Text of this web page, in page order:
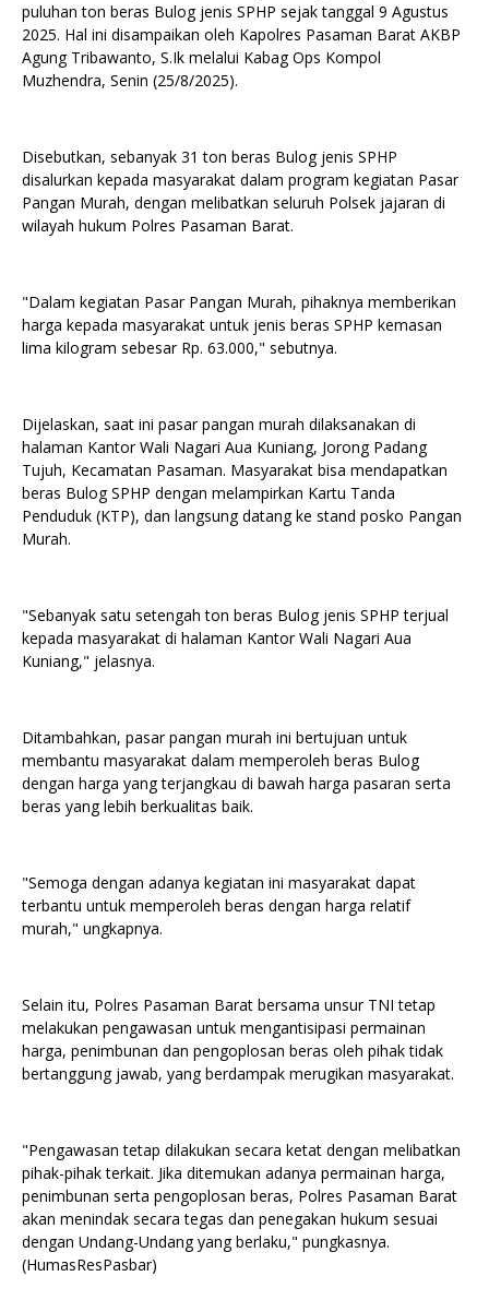
puluhan ton beras Bulog jenis SPHP sejak tanggal 9 Agustus
2025. Hal ini disampaikan oleh Kapolres Pasaman Barat AKBP
Agung Tribawanto, S.Ik melalui Kabag Ops Kompol
Muzhendra, Senin (25/8/2025).
Disebutkan, sebanyak 31 ton beras Bulog jenis SPHP
disalurkan kepada masyarakat dalam program kegiatan Pasar
Pangan Murah, dengan melibatkan seluruh Polsek jajaran di
wilayah hukum Polres Pasaman Barat.
"Dalam kegiatan Pasar Pangan Murah, pihaknya memberikan
harga kepada masyarakat untuk jenis beras SPHP kemasan
lima kilogram sebesar Rp. 63.000," sebutnya.
Dijelaskan, saat ini pasar pangan murah dilaksanakan di
halaman Kantor Wali Nagari Aua Kuniang, Jorong Padang
Tujuh, Kecamatan Pasaman. Masyarakat bisa mendapatkan
beras Bulog SPHP dengan melampirkan Kartu Tanda
Penduduk (KTP), dan langsung datang ke stand posko Pangan
Murah.
"Sebanyak satu setengah ton beras Bulog jenis SPHP terjual
kepada masyarakat di halaman Kantor Wali Nagari Aua
Kuniang," jelasnya.
Ditambahkan, pasar pangan murah ini bertujuan untuk
membantu masyarakat dalam memperoleh beras Bulog
dengan harga yang terjangkau di bawah harga pasaran serta
beras yang lebih berkualitas baik.
"Semoga dengan adanya kegiatan ini masyarakat dapat
terbantu untuk memperoleh beras dengan harga relatif
murah," ungkapnya.
Selain itu, Polres Pasaman Barat bersama unsur TNI tetap
melakukan pengawasan untuk mengantisipasi permainan
harga, penimbunan dan pengoplosan beras oleh pihak tidak
bertanggung jawab, yang berdampak merugikan masyarakat.
"Pengawasan tetap dilakukan secara ketat dengan melibatkan
pihak-pihak terkait. Jika ditemukan adanya permainan harga,
penimbunan serta pengoplosan beras, Polres Pasaman Barat
akan menindak secara tegas dan penegakan hukum sesuai
dengan Undang-Undang yang berlaku," pungkasnya.
(HumasResPasbar)